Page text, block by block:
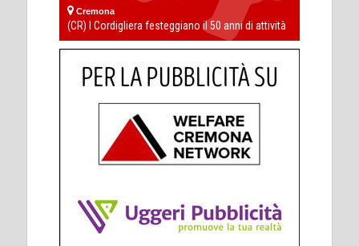
Cremona
(CR) I Cordigliera festeggiano il 50 anni di attività